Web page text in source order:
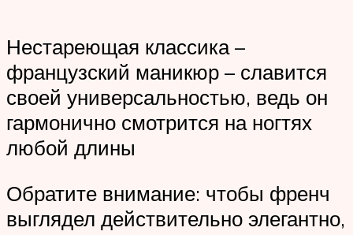
Нестареющая классика –
французский маникюр – славится
своей универсальностью, ведь он
гармонично смотрится на ногтях
любой длины
Обратите внимание: чтобы френч
выглядел действительно элегантно,